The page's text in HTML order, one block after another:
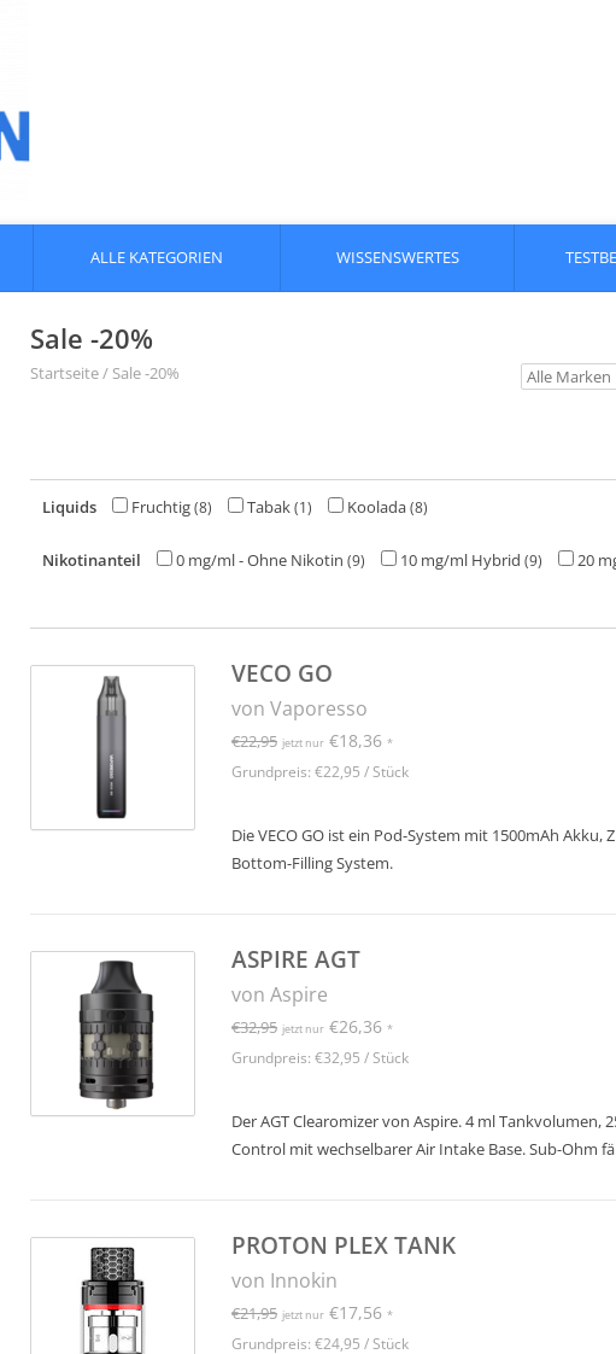
ALLE KATEGORIEN WISSENSWERTES
Sale -20%
Startseite/ Sale -20%
Liquids Fruchtig(8) Tabak(1) Koolada(8)
Nikotinanteil 0 mg/ml - Ohne Nikotin (9) 10 mg/ml Hybrid (9) 20
VECO GO
von Vaporesso
€22,95 jetzt nur €18,36 *
Grundpreis: €22,95 / Stück
Die VECO GO ist ein Pod-System mit 1500mAh
Bottom-Filling System.
ASPIRE AGT
von Aspire
€32,95 jetzt nur €26,36 *
Grundpreis: €32,95 / Stück
Der AGT Clearomizer von Aspire. 4 ml Tankvolumen,
Control mit wechselbarer Air Intake Base. Sub-Ohm
PROTON PLEX TANK
von Innokin
€21,95 jetzt nur €17,56 *
Grundpreis: €24,95 / Stück